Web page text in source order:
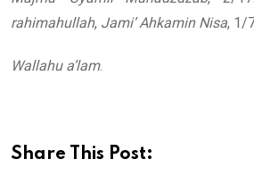
rahimahullah, Jami’ Ahkamin Nisa, 1/
Wallahu a’lam.
Share This Post: